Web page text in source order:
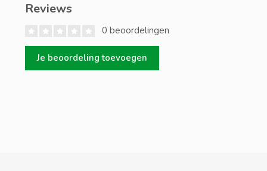
Reviews
0 beoordelingen
Je beoordeling toevoegen